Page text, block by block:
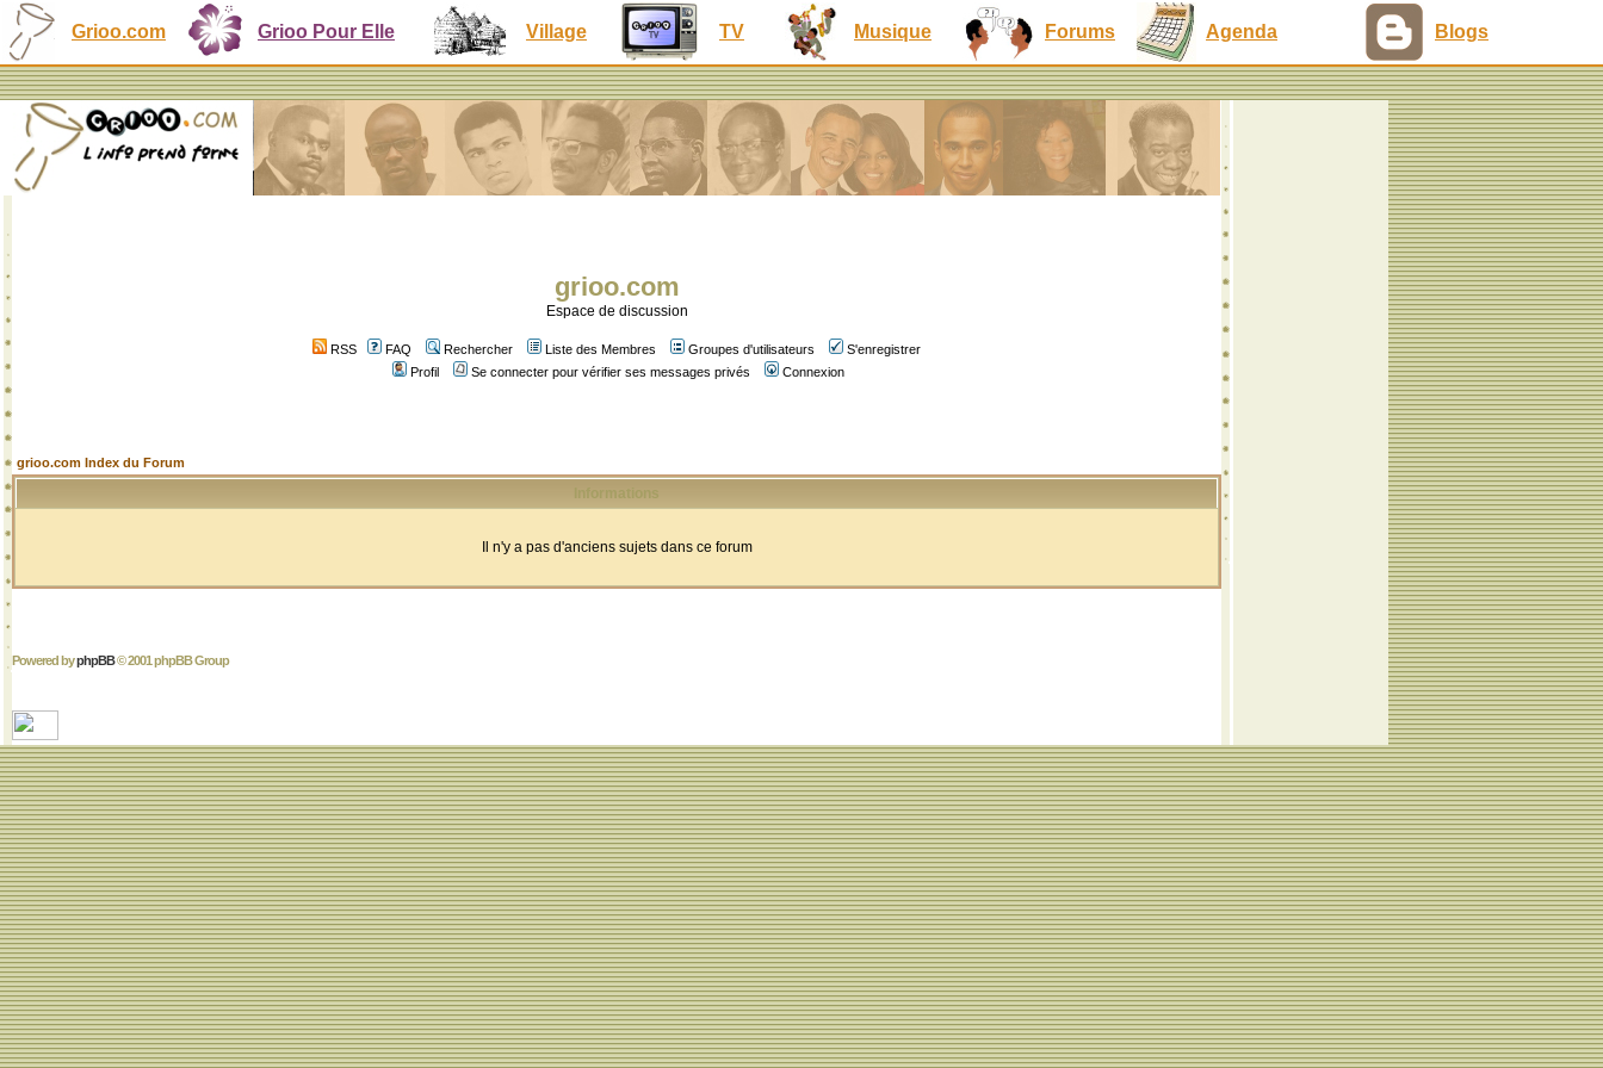
Grioo.com Grioo Pour Elle Village TV Musique Forums Agenda Blogs
grioo.com
Espace de discussion
RSS FAQ Rechercher Liste des Membres Groupes d'utilisateurs
S'enregistrer
Profil
Se connecter pour vérifier ses messages privés Connexion
grioo.com Index du Forum
Informations
Il n'y a pas d'anciens sujets dans ce forum
Powered byphpBB© 2001 phpBB Group